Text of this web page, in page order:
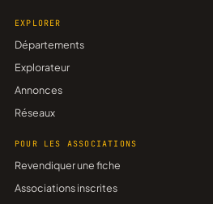
EXPLORER
Départements
Explorateur
Annonces
Réseaux
POUR LES ASSOCIATIONS
Revendiquer une fiche
Associations inscrites